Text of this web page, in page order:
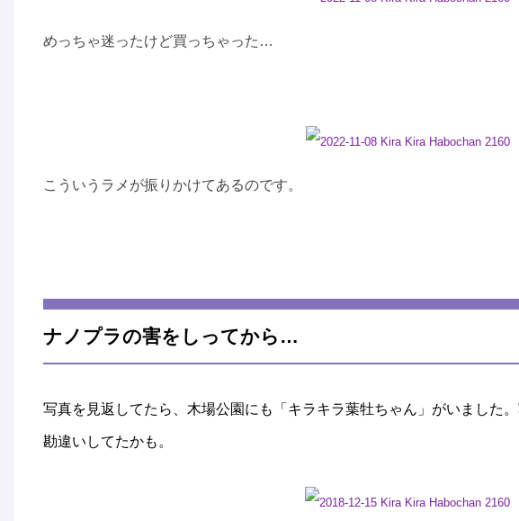
めっちゃ迷ったけど買っちゃった…
こういうラメが振りかけてあるのです。
ナノプラの害をしってから…
写真を見返してたら、木場公園にも「キラキラ葉牡ちゃん」がいました
勘違いしてたかも。